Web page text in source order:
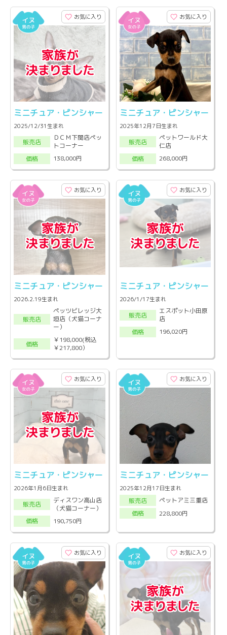
お気に入り
ミニチュア・ピンシャー
2025/12/31生まれ
販売店
ＤＣＭ下関店ペッ
トコーナー
価格
138,000円
お気に入り
ミニチュア・ピンシャー
2025年12月7日生まれ
販売店
ペットワールド大
仁店
価格
268,000円
お気に入り
ミニチュア・ピンシャー
2026.2.19生まれ
販売店
ペッツビレッジ大
垣店（犬猫コーナ
ー）
価格
￥198,000(税込
￥217,800）
お気に入り
ミニチュア・ピンシャー
2026/1/17生まれ
販売店
エスポット小田原
店
価格
196,020円
お気に入り
ミニチュア・ピンシャー
2026年1月6日生まれ
販売店
ディスワン高山店
（犬猫コーナー）
価格
190,750円
お気に入り
ミニチュア・ピンシャー
2025年12月17日生まれ
販売店
ペットアミ三重店
価格
228,800円
お気に入り お気に入り